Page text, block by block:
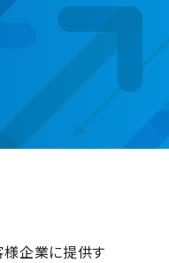
様企業に提供す